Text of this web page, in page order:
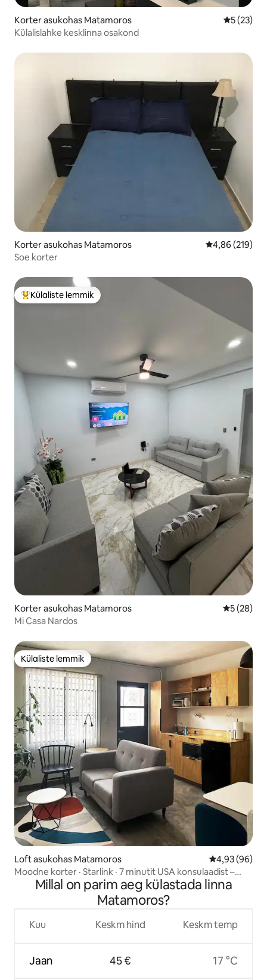
Korter asukohas Matamoros Keskmine
5 (23)
Külalislahke kesklinna osakond
Korter asukohas Matamoros Keskmine
4,86 (219)
Soe korter
Külaliste suur lemmik
Külaliste lemmik
Korter asukohas Matamoros Keskmine
5 (28)
Mi Casa Nardos
Külaliste lemmik
Külaliste lemmik
Loft asukohas Matamoros Keskmine
4,93 (96)
Moodne korter · Starlink · 7 minutit USA konsulaadist –
BridgesMillal on parim aeg külastada linna
Matamoros?
Kuu
Jaan
Keskm hind
45 €
Keskm temp
17 °C